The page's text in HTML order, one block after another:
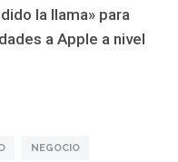
la llama» para
a Apple a nivel
NEGOCIO